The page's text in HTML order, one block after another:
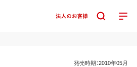
発売時期：2010年05月